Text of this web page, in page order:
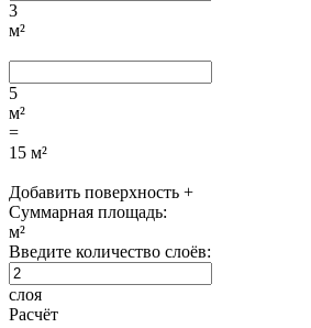
3
м²
5
м²
=
15 м²
Добавить поверхность +
Суммарная площадь:
м²
Введите количество слоёв:
слоя
Расчёт